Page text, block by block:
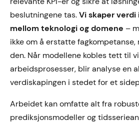
beslutningene tas.Vi skaper
mellom teknologi og domene –
ikke om å erstatte fagkompetanse,
den. Når modellene kobles tett til
arbeidsprosesser, blir analyse en
verdiskapingen i stedet for et
Arbeidet kan omfatte alt fra
prediksjonsmodeller og